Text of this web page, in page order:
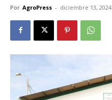
Por AgroPress - diciembre 13, 2024